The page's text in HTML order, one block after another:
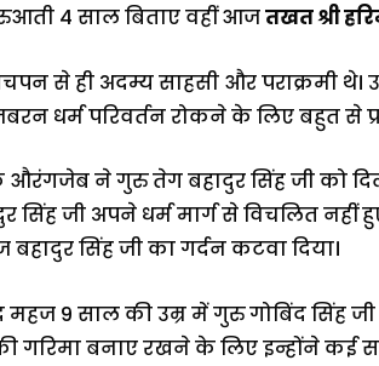
4 साल बिताए वहीं आजतखत श्री
से ही अदम्य साहसी और पराक्रमी
धर्म परिवर्तन रोकने के लिए बहुत से
ने गुरु तेग बहादुर सिंह जी को
सिंह जी अपने धर्म मार्ग से विचलित
सिंह जी का गर्दन कटवा दिया।
महज 9 साल की उम्र में गुरु गोबिंद सिंह
गरिमा बनाए रखने के लिए इन्होंने कई